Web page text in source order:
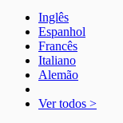
Inglês
Espanhol
Francês
Italiano
Alemão
Ver todos >